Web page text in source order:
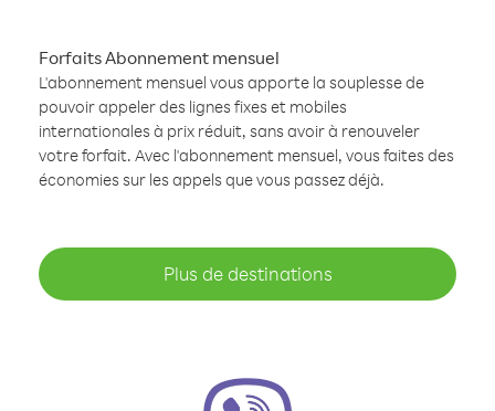
Forfaits Abonnement mensuel
L'abonnement mensuel vous apporte la souplesse de
pouvoir appeler des lignes fixes et mobiles
internationales à prix réduit, sans avoir à renouveler
votre forfait. Avec l'abonnement mensuel, vous faites des
économies sur les appels que vous passez déjà.
Plus de destinations